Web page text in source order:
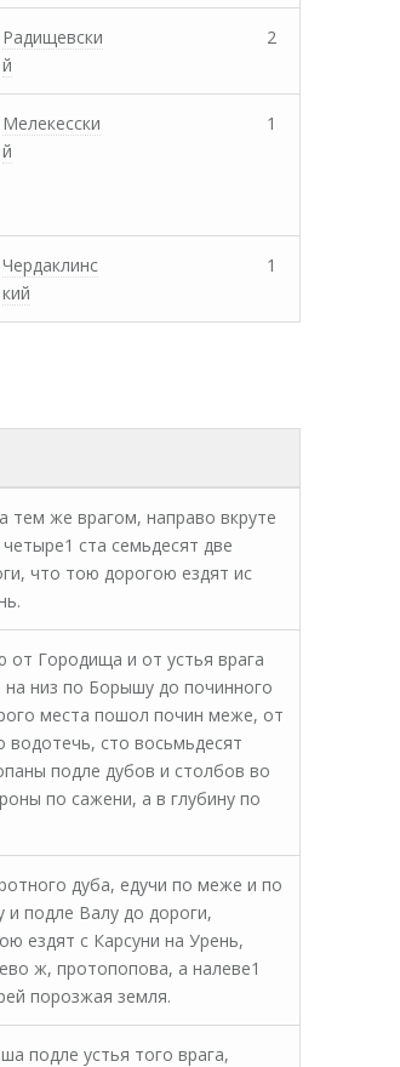
Радищевски
й
2
Мелекесски
й
1
Чердаклинс
кий
1
тем же врагом, направо вкруте
ста семьдесят две
что тою дорогою ездят ис
от Городища и от устья врага
на низ по Борышу до починного
места пошол почин меже, от
сто восьмьдесят
подле дубов и столбов во
по сажени, а в глубину по
дуба, едучи по меже и по
и подле Валу до дороги,
ездят с Карсуни на Урень,
ж, протопопова, а налеве1
порозжая земля.
подле устья того врага,